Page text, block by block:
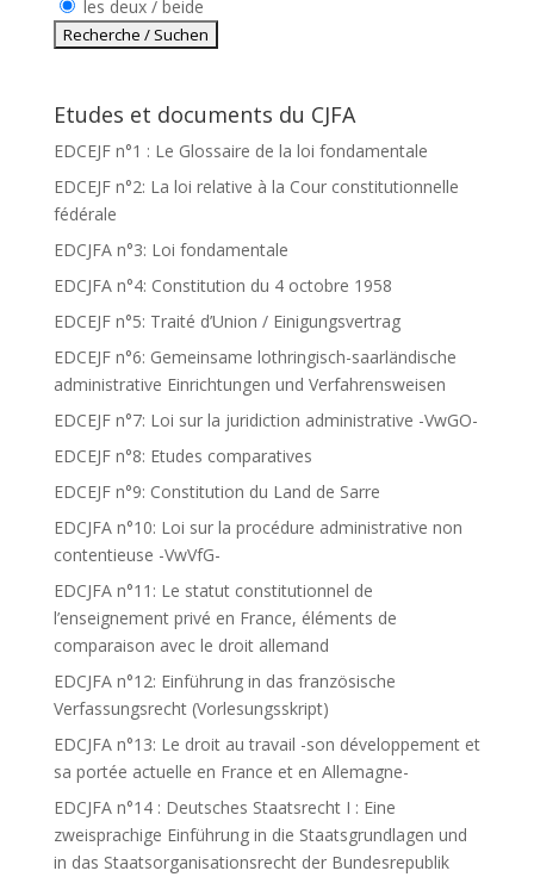
les deux / beide
Etudes et documents du CJFA
EDCEJF n°1 : Le Glossaire de la loi fondamentale
EDCEJF n°2: La loi relative à la Cour constitutionnelle
fédérale
EDCJFA n°3: Loi fondamentale
EDCJFA n°4: Constitution du 4 octobre 1958
EDCEJF n°5: Traité d’Union / Einigungsvertrag
EDCEJF n°6: Gemeinsame lothringisch-saarländische
administrative Einrichtungen und Verfahrensweisen
EDCEJF n°7: Loi sur la juridiction administrative -VwGO-
EDCEJF n°8: Etudes comparatives
EDCEJF n°9: Constitution du Land de Sarre
EDCJFA n°10: Loi sur la procédure administrative non
contentieuse -VwVfG-
EDCJFA n°11: Le statut constitutionnel de
l’enseignement privé en France, éléments de
comparaison avec le droit allemand
EDCJFA n°12: Einführung in das französische
Verfassungsrecht (Vorlesungsskript)
EDCJFA n°13: Le droit au travail -son développement et
sa portée actuelle en France et en Allemagne-
EDCJFA n°14 : Deutsches Staatsrecht I : Eine
zweisprachige Einführung in die Staatsgrundlagen und
in das Staatsorganisationsrecht der Bundesrepublik